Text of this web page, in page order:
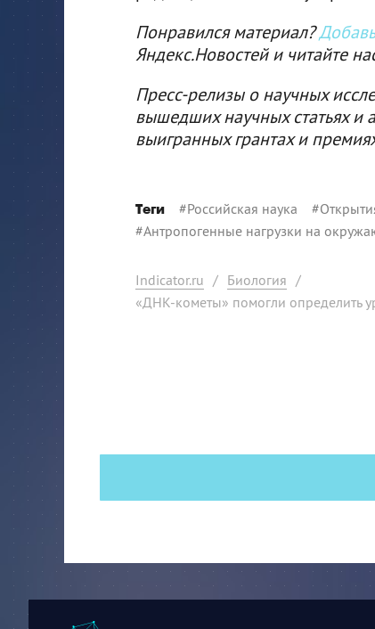
Понравился материал?
Яндекс.Новостей и читайте
Пресс-релизы о научных
вышедших научных статьях
выигранных грантах и
Теги #Российская наука #
#Антропогенные нагрузки на
Indicator.ru / Биология /
«ДНК-кометы» помогли определить